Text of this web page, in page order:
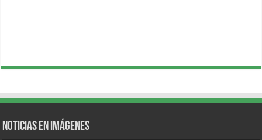
Noticias en Imágenes